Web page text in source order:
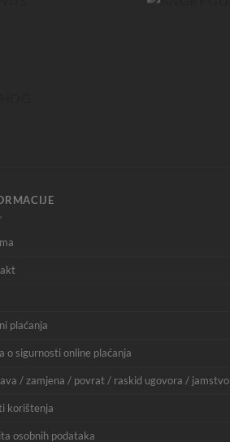
plaćanja
o sigurnosti online plaćanja
/ zamjena / povrat / raskid ugovora / jamstvo
korištenja
osobnih podataka